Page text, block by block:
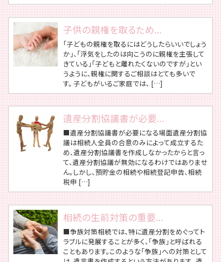
子供の親権を取るため...
「子どもの親権を取るにはどうしたらいいでしょう
か」、「浮気をしたのは向こうのに親権を主張して
きている」「子どもと離れたくないのですが」とい
うように、親権に関するご相談はとても多いで
す。 子どもがいるご家庭では、 […]
遺産分割協議書が必要...
■遺産分割協議書が必要になる場面遺産分割協
議は相続人全員の合意のみによって成立するた
め、遺産分割協議書を作成しなかったからと言っ
て、遺産分割協議が無効になるわけではありませ
ん。しかし、預貯金の相続や相続登記申告、相続
税申 […]
相続の生前対策の重要...
■争族対策相続では、特に遺産分割をめぐってト
ラブルに発展することが多く、「争族」と呼ばれる
こともあります。このような「争族」への対策として